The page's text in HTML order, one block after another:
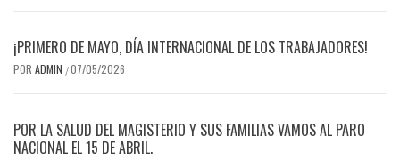
¡PRIMERO DE MAYO, DÍA INTERNACIONAL DE LOS TRABAJADORES!
POR ADMIN /07/05/2026
POR LA SALUD DEL MAGISTERIO Y SUS FAMILIAS VAMOS AL PARO
NACIONAL EL 15 DE ABRIL.